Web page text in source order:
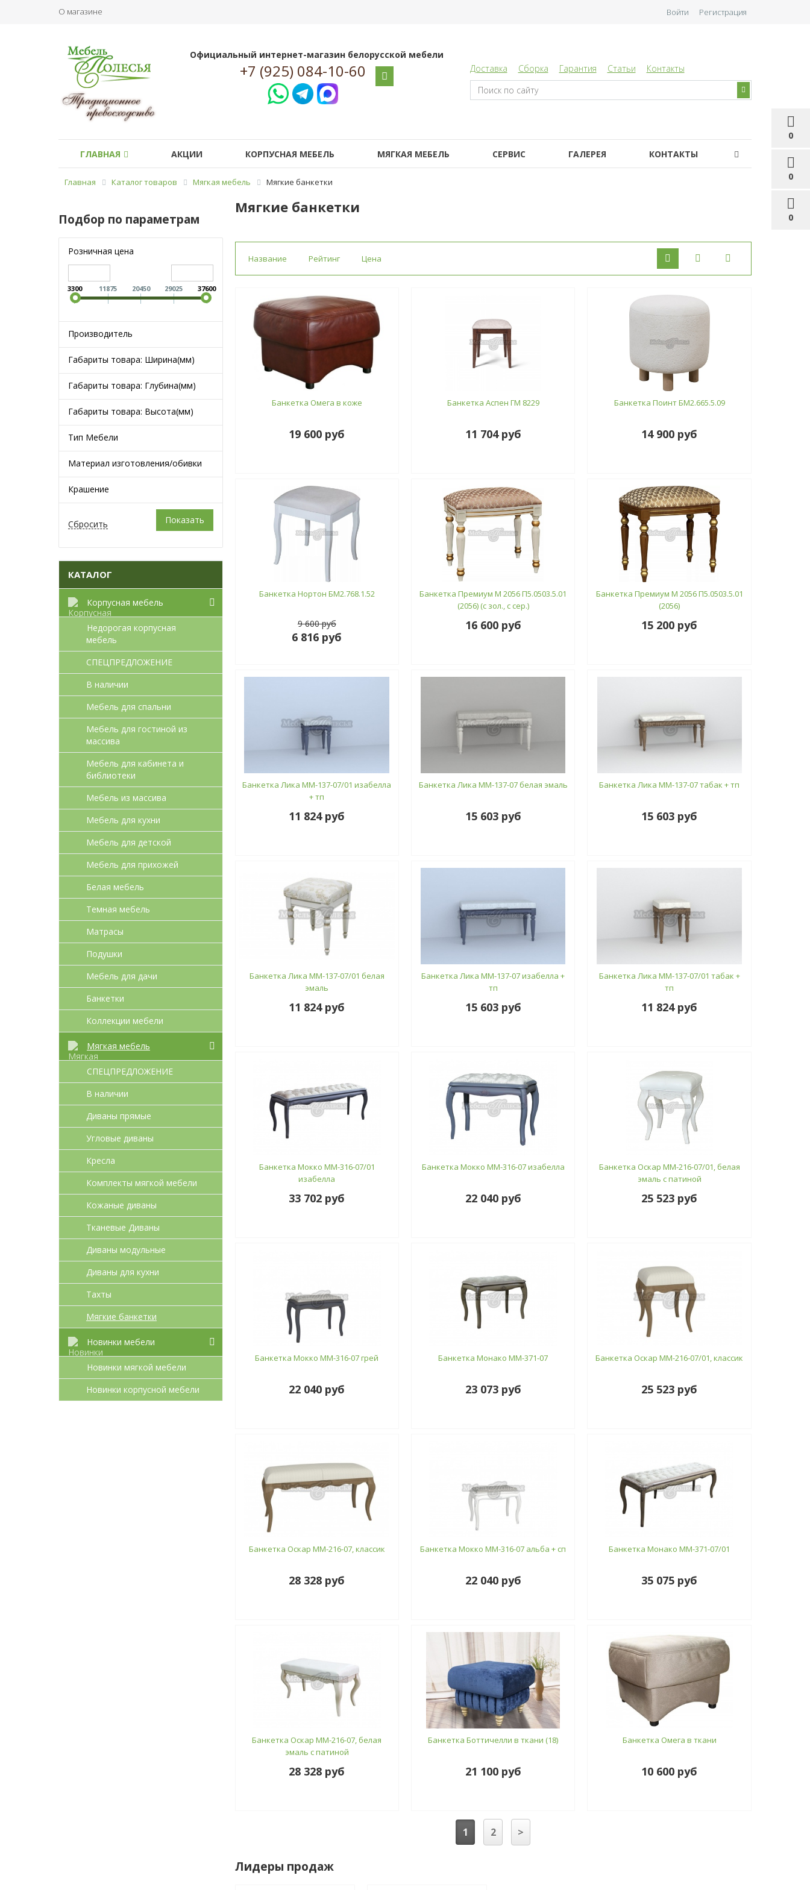
О магазине
0
0
0
Войти Регистрация
Официальный интернет-магазин белорусской мебели
+7 (925) 084-10-60 Доставка Сборка Гарантия Статьи Контакты
ГЛАВНАЯ АКЦИИ КОРПУСНАЯ МЕБЕЛЬ МЯГКАЯ МЕБЕЛЬ СЕРВИС ГАЛЕРЕЯ КОНТАКТЫ
Главная Каталог товаров Мягкая мебель Мягкие банкетки
Подбор по параметрам
Розничная цена
3300 11875 20450 29025 37600
Производитель
Габариты товара: Ширина(мм)
Габариты товара: Глубина(мм)
Габариты товара: Высота(мм)
Тип Мебели
Материал изготовления/обивки
Крашение
КАТАЛОГ
Корпусная мебель
Недорогая корпусная
мебель
СПЕЦПРЕДЛОЖЕНИЕ
В наличии
Мебель для спальни
Мебель для гостиной из
массива
Мебель для кабинета и
библиотеки
Мебель из массива
Мебель для кухни
Мебель для детcкой
Мебель для прихожей
Белая мебель
Темная мебель
Матрасы
Подушки
Мебель для дачи
Банкетки
Коллекции мебели
Мягкая мебель
СПЕЦПРЕДЛОЖЕНИЕ
В наличии
Диваны прямые
Угловые диваны
Кресла
Комплекты мягкой мебели
Кожаные диваны
Тканевые Диваны
Диваны модульные
Диваны для кухни
Тахты
Мягкие банкетки
Новинки мебели
Новинки мягкой мебели
Новинки корпусной мебели
Мягкие банкетки
Название Рейтинг Цена
Банкетка Омега в коже
19 600 руб
Банкетка Аспен ГМ 8229
11 704 руб
Банкетка Поинт БМ2.665.5.09
14 900 руб
Банкетка Нортон БМ2.768.1.52
9 600 руб
6 816 руб
Банкетка Премиум М 2056 П5.0503.5.01
(2056) (с зол., с сер.)
16 600 руб
Банкетка Премиум М 2056 П5.0503.5.01
(2056)
15 200 руб
Банкетка Лика ММ-137-07/01 изабелла
+ тп
11 824 руб
Банкетка Лика ММ-137-07 белая эмаль
15 603 руб
Банкетка Лика ММ-137-07 табак + тп
15 603 руб
Банкетка Лика ММ-137-07/01 белая
эмаль
11 824 руб
Банкетка Лика ММ-137-07 изабелла +
тп
15 603 руб
Банкетка Лика ММ-137-07/01 табак +
тп
11 824 руб
Банкетка Мокко ММ-316-07/01
изабелла
33 702 руб
Банкетка Мокко ММ-316-07 изабелла
22 040 руб
Банкетка Оскар ММ-216-07/01, белая
эмаль с патиной
25 523 руб
Банкетка Мокко ММ-316-07 грей
22 040 руб
Банкетка Монако ММ-371-07
23 073 руб
Банкетка Оскар ММ-216-07/01, классик
25 523 руб
Банкетка Оскар ММ-216-07, классик
28 328 руб
Банкетка Мокко ММ-316-07 альба + сп
22 040 руб
Банкетка Монако ММ-371-07/01
35 075 руб
Банкетка Оскар ММ-216-07, белая
эмаль с патиной
28 328 руб
Банкетка Боттичелли в ткани (18)
21 100 руб
Банкетка Омега в ткани
10 600 руб
1 2 >
Лидеры продаж